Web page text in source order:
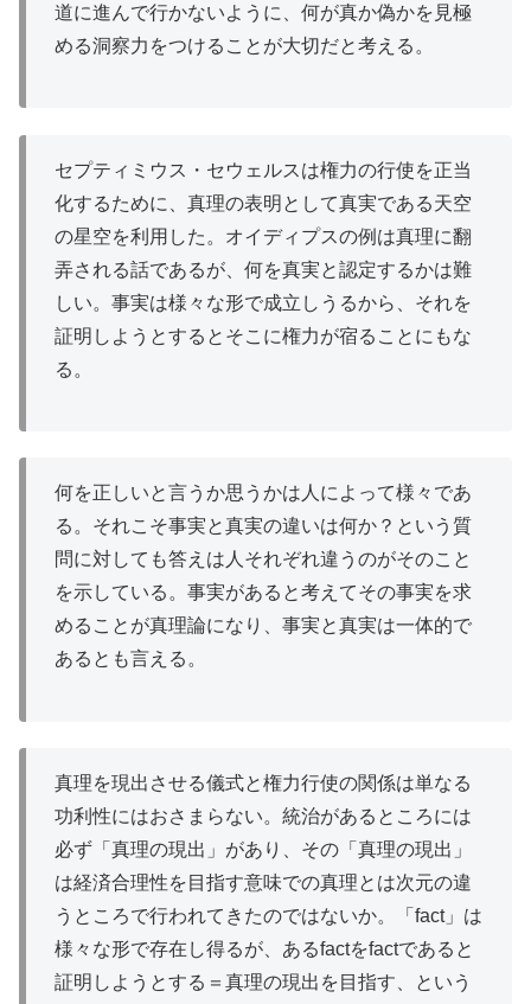
道に進んで行かないように、何が真か偽かを見極
める洞察力をつけることが大切だと考える。
セプティミウス・セウェルスは権力の行使を正当
化するために、真理の表明として真実である天空
の星空を利用した。オイディプスの例は真理に翻
弄される話であるが、何を真実と認定するかは難
しい。事実は様々な形で成立しうるから、それを
証明しようとするとそこに権力が宿ることにもな
る。
何を正しいと言うか思うかは人によって様々であ
る。それこそ事実と真実の違いは何か？という質
問に対しても答えは人それぞれ違うのがそのこと
を示している。事実があると考えてその事実を求
めることが真理論になり、事実と真実は一体的で
あるとも言える。
真理を現出させる儀式と権力行使の関係は単なる
功利性にはおさまらない。統治があるところには
必ず「真理の現出」があり、その「真理の現出」
は経済合理性を目指す意味での真理とは次元の違
うところで行われてきたのではないか。「fact」は
様々な形で存在し得るが、あるfactをfactであると
証明しようとする＝真理の現出を目指す、という